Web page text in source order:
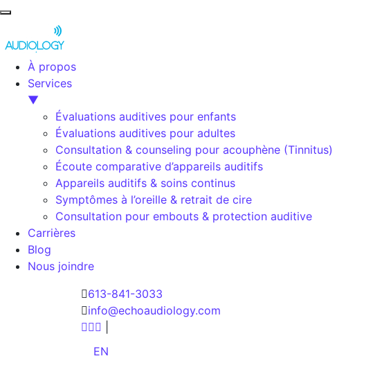
À propos
Services
▼
Évaluations auditives pour enfants
Évaluations auditives pour adultes
Consultation & counseling pour acouphène (Tinnitus)
Écoute comparative d’appareils auditifs
Appareils auditifs & soins continus
Symptômes à l’oreille & retrait de cire
Consultation pour embouts & protection auditive
Carrières
Blog
Nous joindre
Passer au contenu613-841-3033
info@echoaudiology.com
EN